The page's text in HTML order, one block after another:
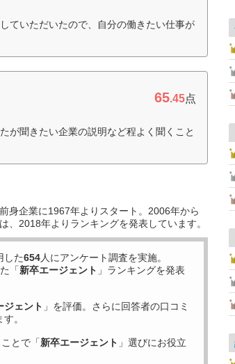
ていただいたので、自分の働きたい仕事が
65.45点
が聞きたい企業の説明など程よく聞くこと
身企業に1967年よりスタート。2006年から
、2018年よりランキングを発表しています。
した654人にアンケート調査を実施。
「新卒エージェント 」ランキングを発表
ジェント 」を評価。さらに回答者の口コミ
。
とで「新卒エージェント 」選びにお役立